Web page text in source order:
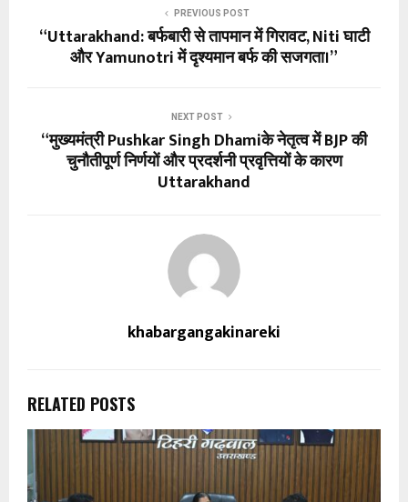
PREVIOUS POST
“Uttarakhand: बर्फबारी से तापमान में गिरावट, Niti घाटी
और Yamunotri में दृश्यमान बर्फ की सजगता।”
NEXT POST
“मुख्यमंत्री Pushkar Singh Dhamiके नेतृत्व में BJP की
चुनौतीपूर्ण निर्णयों और प्रदर्शनी प्रवृत्तियों के कारण
Uttarakhand
khabargangakinareki
RELATED POSTS